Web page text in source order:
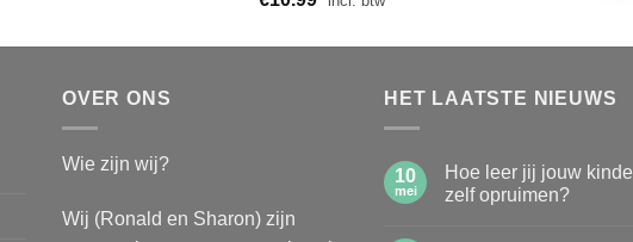
OVER ONS
Wie zijn wij?
Wij (Ronald en Sharon) zijn
HET LAATSTE NIEUWS
10
mei
Hoe leer jij jouw
zelf opruimen?